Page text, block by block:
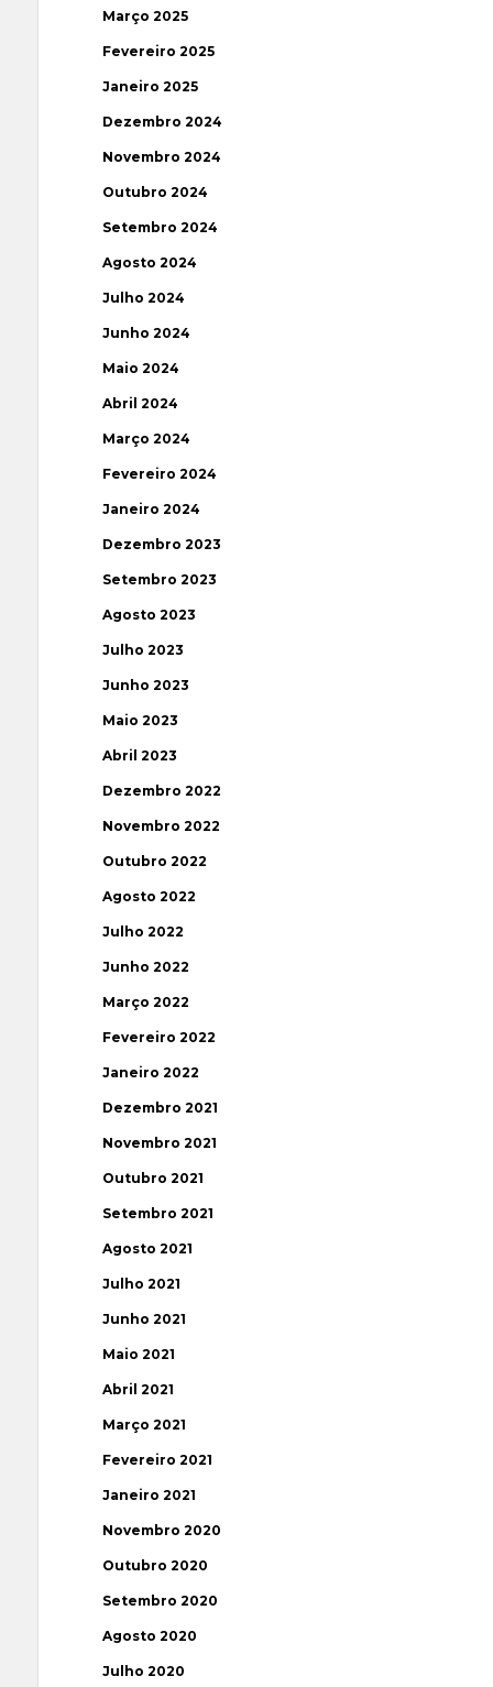
Março 2025
Fevereiro 2025
Janeiro 2025
Dezembro 2024
Novembro 2024
Outubro 2024
Setembro 2024
Agosto 2024
Julho 2024
Junho 2024
Maio 2024
Abril 2024
Março 2024
Fevereiro 2024
Janeiro 2024
Dezembro 2023
Setembro 2023
Agosto 2023
Julho 2023
Junho 2023
Maio 2023
Abril 2023
Dezembro 2022
Novembro 2022
Outubro 2022
Agosto 2022
Julho 2022
Junho 2022
Março 2022
Fevereiro 2022
Janeiro 2022
Dezembro 2021
Novembro 2021
Outubro 2021
Setembro 2021
Agosto 2021
Julho 2021
Junho 2021
Maio 2021
Abril 2021
Março 2021
Fevereiro 2021
Janeiro 2021
Novembro 2020
Outubro 2020
Setembro 2020
Agosto 2020
Julho 2020